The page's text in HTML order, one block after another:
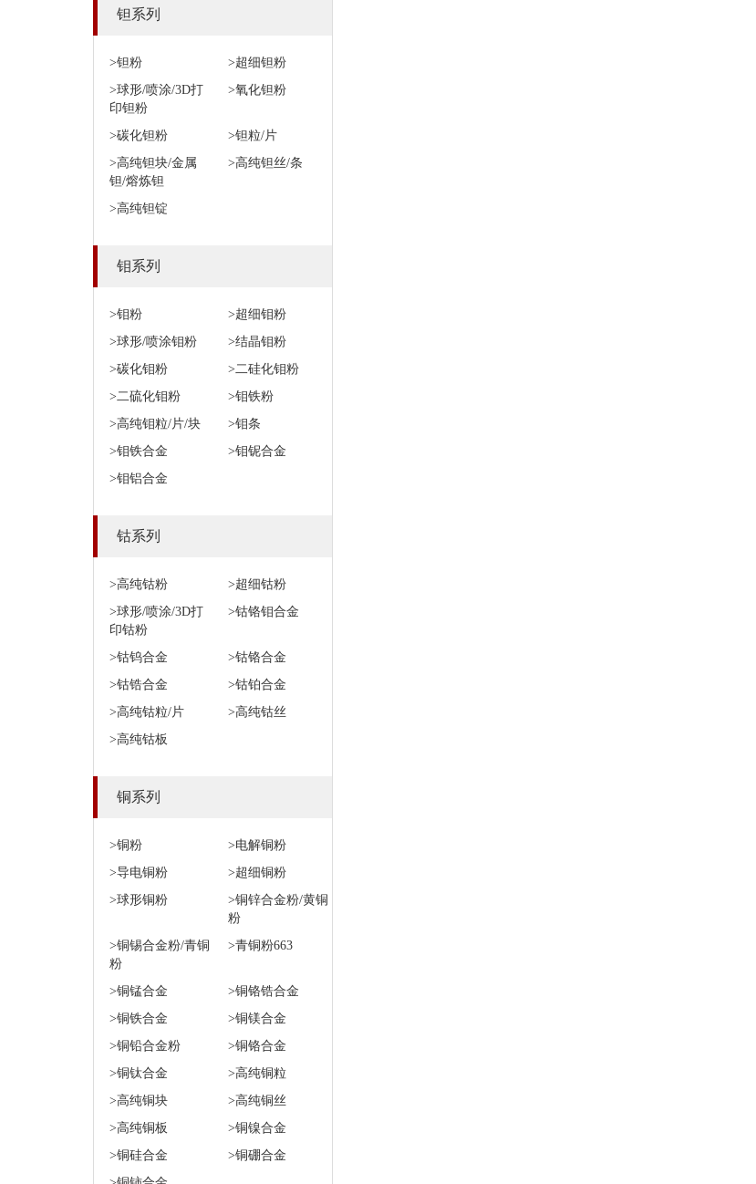
钽系列
>钽粉
>超细钽粉
>球形/喷涂/3D打
印钽粉
>氧化钽粉
>碳化钽粉
>钽粒/片
>高纯钽块/金属
钽/熔炼钽
>高纯钽丝/条
>高纯钽锭
钼系列
>钼粉
>超细钼粉
>球形/喷涂钼粉
>结晶钼粉
>碳化钼粉
>二硅化钼粉
>二硫化钼粉
>钼铁粉
>高纯钼粒/片/块
>钼条
>钼铁合金
>钼铌合金
>钼铝合金
钴系列
>高纯钴粉
>超细钴粉
>球形/喷涂/3D打
印钴粉
>钴铬钼合金
>钴钨合金
>钴铬合金
>钴锆合金
>钴铂合金
>高纯钴粒/片
>高纯钴丝
>高纯钴板
铜系列
>铜粉
>电解铜粉
>导电铜粉
>超细铜粉
>球形铜粉
>铜锌合金粉/黄铜
粉
>铜锡合金粉/青铜
粉
>青铜粉663
>铜锰合金
>铜铬锆合金
>铜铁合金
>铜镁合金
>铜铅合金粉
>铜铬合金
>铜钛合金
>高纯铜粒
>高纯铜块
>高纯铜丝
>高纯铜板
>铜镍合金
>铜硅合金
>铜硼合金